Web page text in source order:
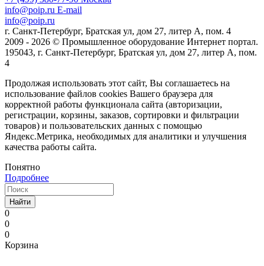
info@poip.ru E-mail
info@poip.ru
г. Санкт-Петербург, Братская ул, дом 27, литер А, пом. 4
2009 - 2026 © Промышленное оборудование Интернет портал.
195043, г. Санкт-Петербург, Братская ул, дом 27, литер А, пом.
4
Продолжая использовать этот сайт, Вы соглашаетесь на
использование файлов cookies Вашего браузера для
корректной работы функционала сайта (авторизации,
регистрации, корзины, заказов, сортировки и фильтрации
товаров) и пользовательских данных с помощью
Яндекс.Метрика, необходимых для аналитики и улучшения
качества работы сайта.
Понятно
Подробнее
Найти
0
0
0
Корзина